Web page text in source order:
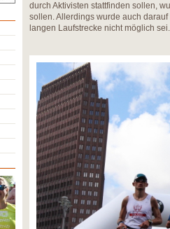
durch Aktivisten stattfinden sollen,
sollen. Allerdings wurde auch
langen Laufstrecke nicht möglich sei.